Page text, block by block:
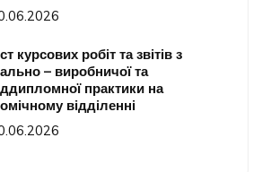
курсових робіт та звітів з
– виробничої та
практики на
відділенні